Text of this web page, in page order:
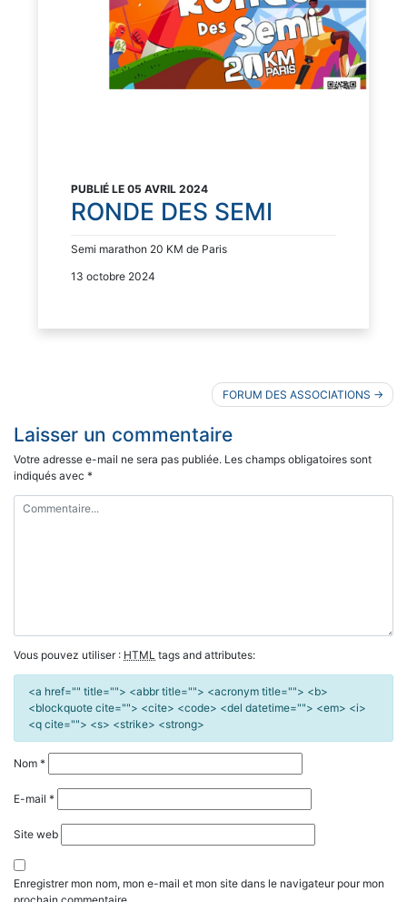
PUBLIÉ LE 05 AVRIL 2024
RONDE DES SEMI
Semi marathon 20 KM de Paris
13 octobre 2024
l’article
FORUM DES ASSOCIATIONS
Laisser un commentaire
Votre adresse e-mail ne sera pas publiée. Les champs obligatoires sont
indiqués avec *
Vous pouvez utiliser : HTML tags and attributes:
<a href="" title=""> <abbr title=""> <acronym title=""> <b>
<blockquote cite=""> <cite> <code> <del datetime=""> <em> <i>
<q cite=""> <s> <strike> <strong>
Nom *
E-mail *
Site web
Enregistrer mon nom, mon e-mail et mon site dans le navigateur pour mon